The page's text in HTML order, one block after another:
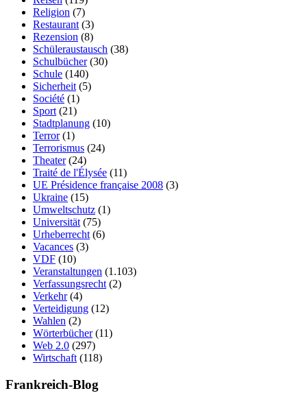
Religion (7)
Restaurant (3)
Rezension (8)
Schüleraustausch (38)
Schulbücher(30)
Schule (140)
Sicherheit (5)
Société (1)
Sport (21)
Stadtplanung (10)
Terror(1)
Terrorismus (24)
Theater(24)
Traité de l'Élysée (11)
UE Présidence française 2008 (3)
Ukraine (15)
Umweltschutz (1)
Universität (75)
Urheberrecht (6)
Vacances (3)
VDF (10)
Veranstaltungen (1.103)
Verfassungsrecht (2)
Verkehr(4)
Verteidigung (12)
Wahlen (2)
Wörterbücher(11)
Web 2.0 (297)
Wirtschaft (118)
Frankreich-Blog